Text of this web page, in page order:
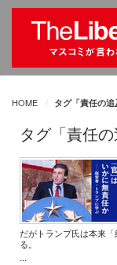
HOME タグ「責任の
タグ「責任
だがトランプ氏は本来
る。
...